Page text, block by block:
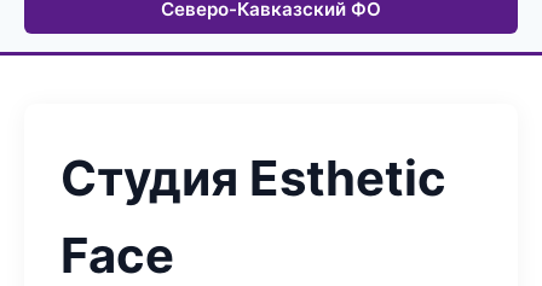
Северо-Кавказский ФО
Студия Esthetic
Face